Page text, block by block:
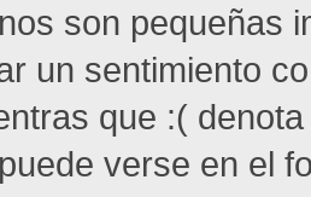
son pequeñas
un sentimiento
que :(
verse en el